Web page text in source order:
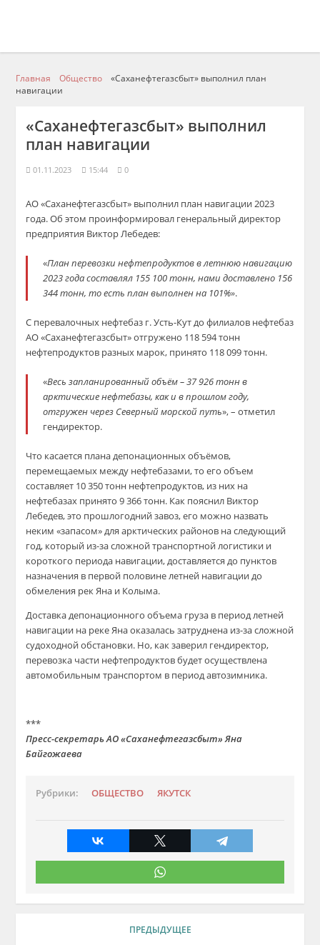
Главная Общество
«Саханефтегазсбыт» выполнил план
навигации
«Саханефтегазсбыт» выполнил
план навигации
01.11.2023 15:44 0
АО «Саханефтегазсбыт» выполнил план навигации 2023
года. Об этом проинформировал генеральный директор
предприятия Виктор Лебедев:
«План перевозки нефтепродуктов в летнюю навигацию
2023 года составлял 155 100 тонн, нами доставлено 156
344 тонн, то есть план выполнен на 101%».
С перевалочных нефтебаз г. Усть-Кут до филиалов нефтебаз
АО «Саханефтегазсбыт» отгружено 118 594 тонн
нефтепродуктов разных марок, принято 118 099 тонн.
«Весь запланированный объём – 37 926 тонн в
арктические нефтебазы, как и в прошлом году,
отгружен через Северный морской путь», – отметил
гендиректор.
Что касается плана депонационных объёмов,
перемещаемых между нефтебазами, то его объем
составляет 10 350 тонн нефтепродуктов, из них на
нефтебазах принято 9 366 тонн. Как пояснил Виктор
Лебедев, это прошлогодний завоз, его можно назвать
неким «запасом» для арктических районов на следующий
год, который из-за сложной транспортной логистики и
короткого периода навигации, доставляется до пунктов
назначения в первой половине летней навигации до
обмеления рек Яна и Колыма.
Доставка депонационного объема груза в период летней
навигации на реке Яна оказалась затруднена из-за сложной
судоходной обстановки. Но, как заверил гендиректор,
перевозка части нефтепродуктов будет осуществлена
автомобильным транспортом в период автозимника.
***
Пресс-секретарь АО «Саханефтегазсбыт» Яна
Байгожаева
Рубрики: ОБЩЕСТВО ЯКУТСК
ПРЕДЫДУЩЕЕ